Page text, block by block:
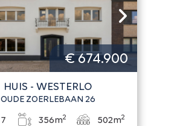
€ 674.900
HUIS - WESTERLO
OUDE ZOERLEBAAN 26
7 356m2 502m2